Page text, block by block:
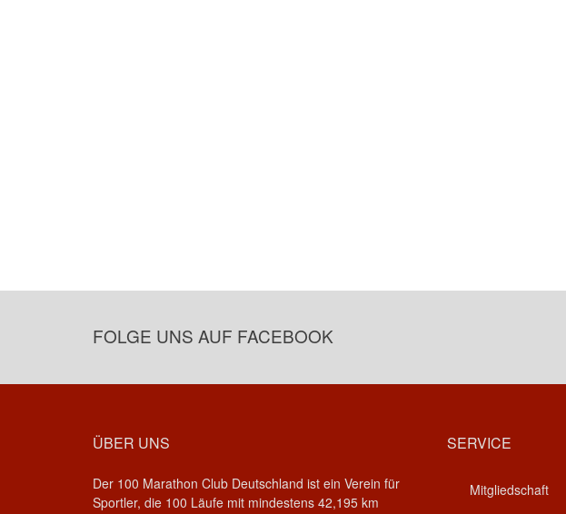
FOLGE UNS AUF FACEBOOK
ÜBER UNS
Der 100 Marathon Club Deutschland ist ein Verein für
Sportler, die 100 Läufe mit mindestens 42,195 km
SERVICE
Mitgliedschaft